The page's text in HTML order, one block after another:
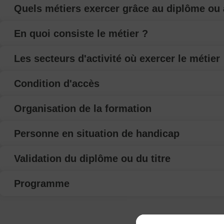
Quels métiers exercer grâce au diplôme ou
En quoi consiste le métier ?
Les secteurs d'activité où exercer le métier
Condition d'accès
Organisation de la formation
Personne en situation de handicap
Validation du diplôme ou du titre
Programme